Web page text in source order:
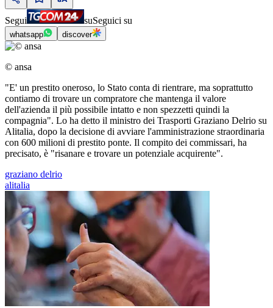
Segui suSeguici su
whatsapp discover
© ansa
"E' un prestito oneroso, lo Stato conta di rientrare, ma soprattutto
contiamo di trovare un compratore che mantenga il valore
dell'azienda il più possibile intatto e non spezzetti quindi la
compagnia". Lo ha detto il ministro dei Trasporti Graziano Delrio su
Alitalia, dopo la decisione di avviare l'amministrazione straordinaria
con 600 milioni di prestito ponte. Il compito dei commissari, ha
precisato, è "risanare e trovare un potenziale acquirente".
graziano delrio
alitalia